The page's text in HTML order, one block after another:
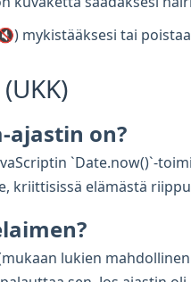
mykistääksesi tai
on?
`Date.now()`-
kriittisissä elämästä
lukien